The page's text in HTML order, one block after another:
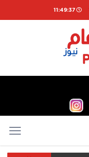
11:49:38